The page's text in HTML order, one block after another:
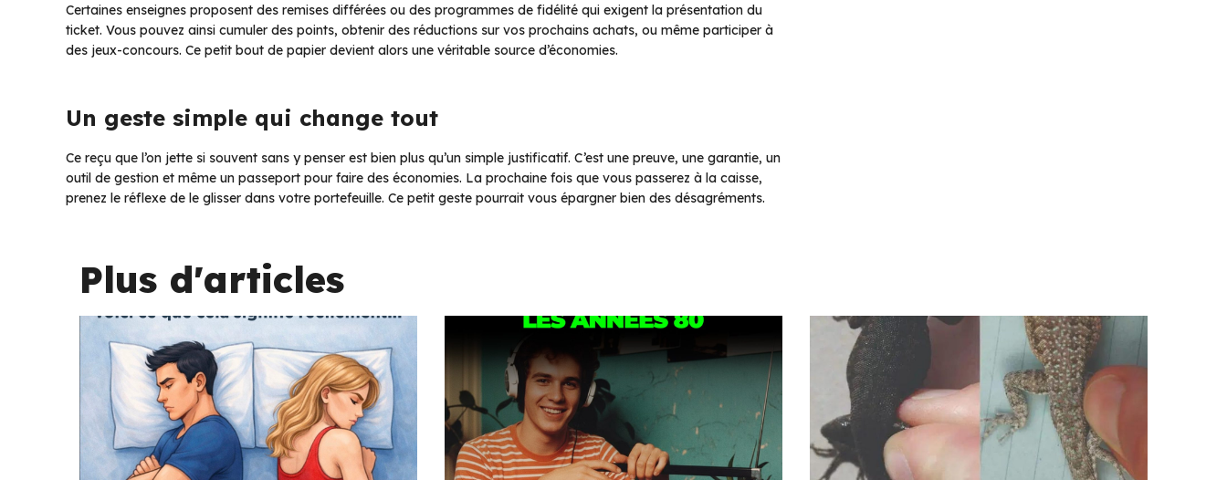
Certaines enseignes proposent des remises différées ou des programmes de fidélité qui exigent la présentation du
ticket. Vous pouvez ainsi cumuler des points, obtenir des réductions sur vos prochains achats, ou même participer à
des jeux-concours. Ce petit bout de papier devient alors une véritable source d’économies.
Un geste simple qui change tout
Ce reçu que l’on jette si souvent sans y penser est bien plus qu’un simple justificatif. C’est une preuve, une garantie, un
outil de gestion et même un passeport pour faire des économies. La prochaine fois que vous passerez à la caisse,
prenez le réflexe de le glisser dans votre portefeuille. Ce petit geste pourrait vous épargner bien des désagréments.
Plus d'articles